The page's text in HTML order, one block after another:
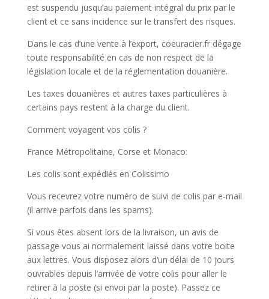
est suspendu jusqu’au paiement intégral du prix par le
client et ce sans incidence sur le transfert des risques.
Dans le cas d’une vente à l’export, coeuracier.fr dégage
toute responsabilité en cas de non respect de la
législation locale et de la réglementation douanière.
Les taxes douanières et autres taxes particulières à
certains pays restent à la charge du client.
Comment voyagent vos colis ?
France Métropolitaine, Corse et Monaco:
Les colis sont expédiés en Colissimo
Vous recevrez votre numéro de suivi de colis par e-mail
(il arrive parfois dans les spams).
Si vous êtes absent lors de la livraison, un avis de
passage vous ai normalement laissé dans votre boite
aux lettres. Vous disposez alors d’un délai de 10 jours
ouvrables depuis l’arrivée de votre colis pour aller le
retirer à la poste (si envoi par la poste). Passez ce